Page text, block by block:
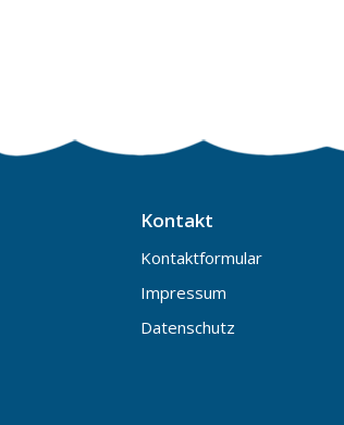
Kontakt
Kontaktformular
Impressum
Datenschutz